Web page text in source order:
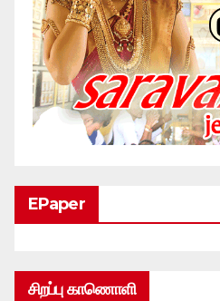
EPaper
சிறப்பு காணொளி